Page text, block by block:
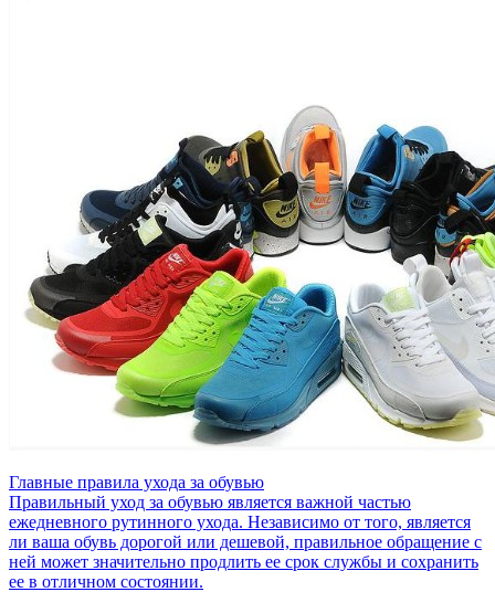
Главные правила ухода за обувью
Правильный уход за обувью является важной частью
ежедневного рутинного ухода. Независимо от того, является
ли ваша обувь дорогой или дешевой, правильное обращение с
ней может значительно продлить ее срок службы и сохранить
ее в отличном состоянии.